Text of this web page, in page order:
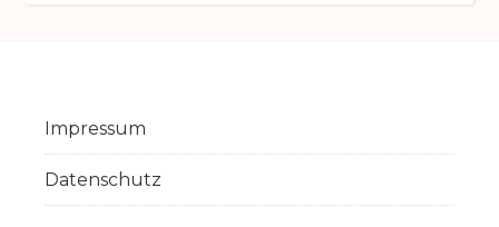
Impressum
Datenschutz